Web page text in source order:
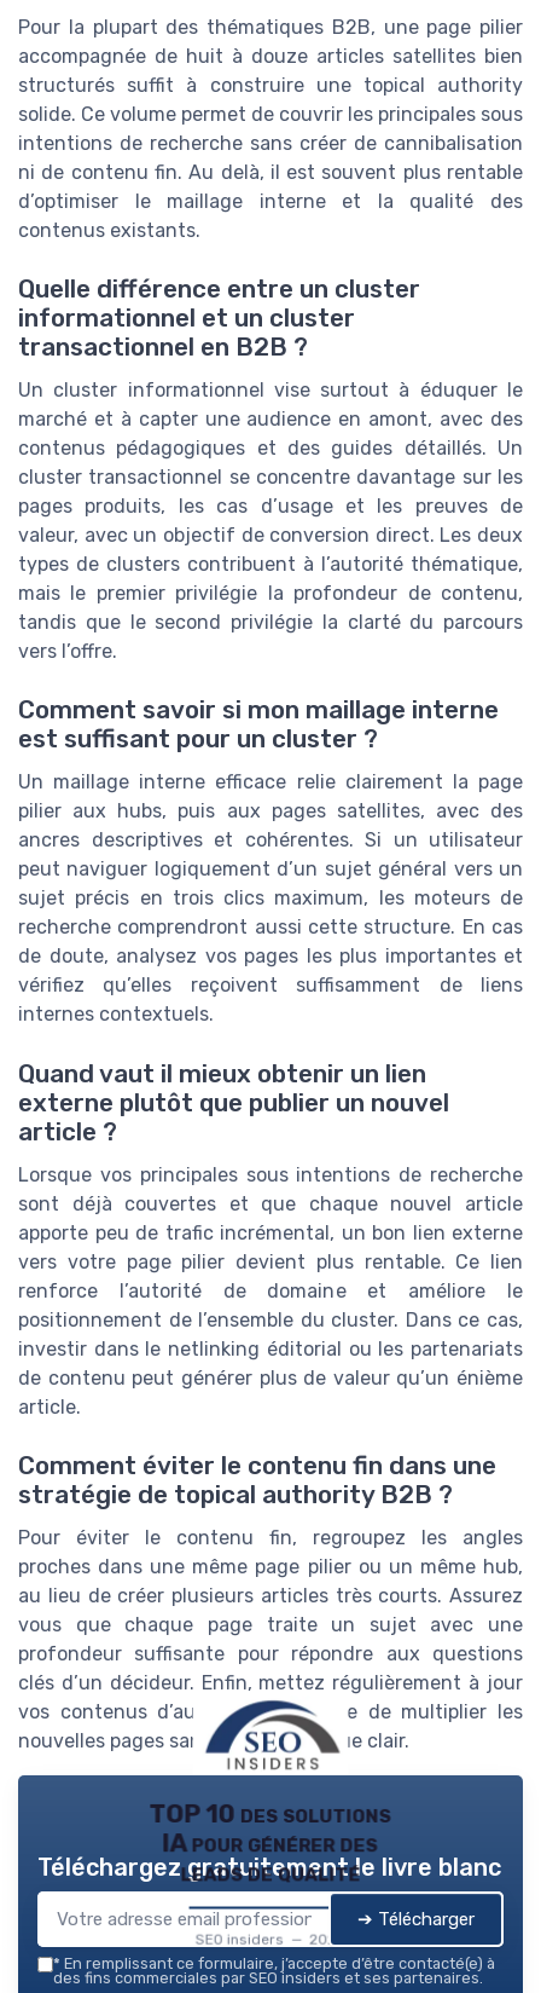
Pour la plupart des thématiques B2B, une page pilier
accompagnée de huit à douze articles satellites bien
structurés suffit à construire une topical authority
solide. Ce volume permet de couvrir les principales sous
intentions de recherche sans créer de cannibalisation
ni de contenu fin. Au delà, il est souvent plus rentable
d’optimiser le maillage interne et la qualité des
contenus existants.
Quelle différence entre un cluster
informationnel et un cluster
transactionnel en B2B ?
Un cluster informationnel vise surtout à éduquer le
marché et à capter une audience en amont, avec des
contenus pédagogiques et des guides détaillés. Un
cluster transactionnel se concentre davantage sur les
pages produits, les cas d’usage et les preuves de
valeur, avec un objectif de conversion direct. Les deux
types de clusters contribuent à l’autorité thématique,
mais le premier privilégie la profondeur de contenu,
tandis que le second privilégie la clarté du parcours
vers l’offre.
Comment savoir si mon maillage interne
est suffisant pour un cluster ?
Un maillage interne efficace relie clairement la page
pilier aux hubs, puis aux pages satellites, avec des
ancres descriptives et cohérentes. Si un utilisateur
peut naviguer logiquement d’un sujet général vers un
sujet précis en trois clics maximum, les moteurs de
recherche comprendront aussi cette structure. En cas
de doute, analysez vos pages les plus importantes et
vérifiez qu’elles reçoivent suffisamment de liens
internes contextuels.
Quand vaut il mieux obtenir un lien
externe plutôt que publier un nouvel
article ?
Lorsque vos principales sous intentions de recherche
sont déjà couvertes et que chaque nouvel article
apporte peu de trafic incrémental, un bon lien externe
vers votre page pilier devient plus rentable. Ce lien
renforce l’autorité de domaine et améliore le
positionnement de l’ensemble du cluster. Dans ce cas,
investir dans le netlinking éditorial ou les partenariats
de contenu peut générer plus de valeur qu’un énième
article.
Comment éviter le contenu fin dans une
stratégie de topical authority B2B ?
Pour éviter le contenu fin, regroupez les angles
proches dans une même page pilier ou un même hub,
au lieu de créer plusieurs articles très courts. Assurez
vous que chaque page traite un sujet avec une
profondeur suffisante pour répondre aux questions
clés d’un décideur. Enfin, mettez régulièrement à jour
vos contenus d’autorité plutôt que de multiplier les
nouvelles pages sans rôle stratégique clair.
TOP 10 des solutions
IA pour générer des
leads de qualité
SEO insiders — 2026
Téléchargez gratuitement le livre blanc
➔ Télécharger
* En remplissant ce formulaire, j’accepte d’être contacté(e) à
des fins commerciales par SEO insiders et ses partenaires.